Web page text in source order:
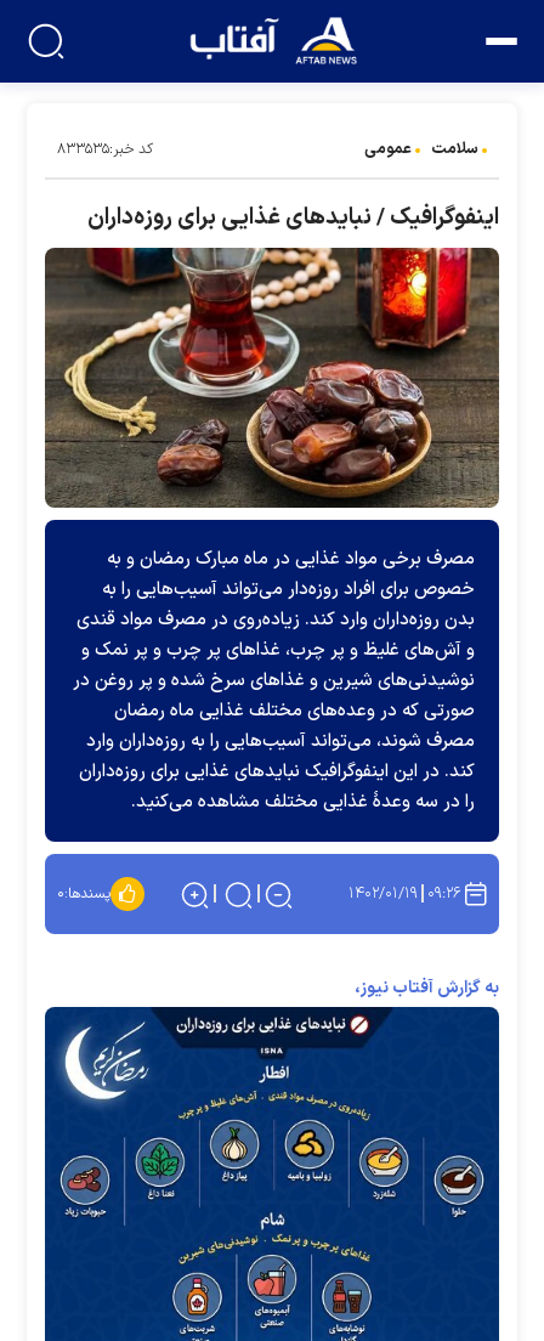
سلامت عمومی کد خبر:۸۳۳۵۳۵
اینفوگرافیک / نباید‌های غذایی برای روزه‌داران
مصرف برخی مواد غذایی در ماه مبارک رمضان و به
خصوص برای افراد روزه‌دار می‌تواند آسیب‌هایی را به
بدن روزه‌داران وارد کند. زیاده‌روی در مصرف مواد قندی
و آش‌های غلیظ و پر چرب، غذاهای پر چرب و پر نمک و
نوشیدنی‌های شیرین و غذاهای سرخ شده و پر روغن در
صورتی که در وعده‌های مختلف غذایی ماه رمضان
مصرف شوند، می‌تواند آسیب‌هایی را به روزه‌داران وارد
کند. در این اینفوگرافیک نبایدهای غذایی برای روزه‌داران
را در سه وعدۀ غذایی مختلف مشاهده می‌کنید.
۰۹:۲۶ ۱۴۰۲/۰۱/۱۹ پسندها:۰
به گزارش آفتاب نیوز،